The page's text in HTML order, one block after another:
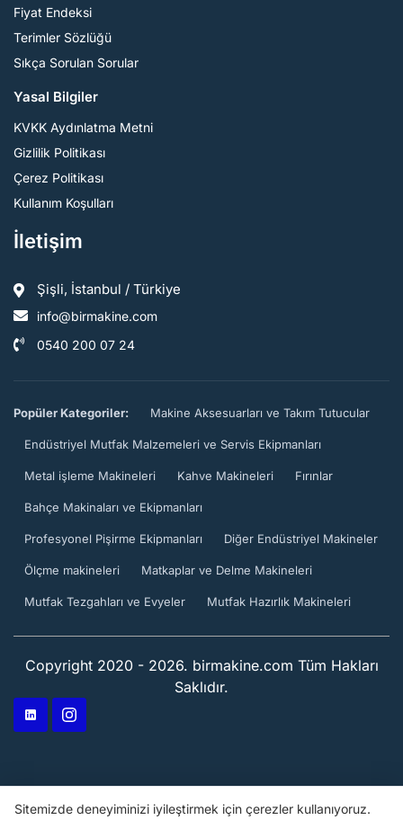
Fiyat Endeksi
Terimler Sözlüğü
Sıkça Sorulan Sorular
Yasal Bilgiler
KVKK Aydınlatma Metni
Gizlilik Politikası
Çerez Politikası
Kullanım Koşulları
İletişim
Şişli, İstanbul / Türkiye
info@birmakine.com
0540 200 07 24
Popüler Kategoriler: Makine Aksesuarları ve Takım Tutucular
Endüstriyel Mutfak Malzemeleri ve Servis Ekipmanları
Metal işleme Makineleri Kahve Makineleri Fırınlar
Bahçe Makinaları ve Ekipmanları
Profesyonel Pişirme Ekipmanları Diğer Endüstriyel Makineler
Ölçme makineleri Matkaplar ve Delme Makineleri
Mutfak Tezgahları ve Evyeler Mutfak Hazırlık Makineleri
Copyright 2020 - 2026. birmakine.com Tüm Hakları
Saklıdır.
Sitemizde deneyiminizi iyileştirmek için çerezler kullanıyoruz.